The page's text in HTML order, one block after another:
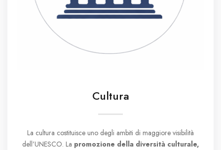
Cultura
La cultura costituisce uno degli ambiti di maggiore visibilità
dell’UNESCO. La promozione della diversità culturale,